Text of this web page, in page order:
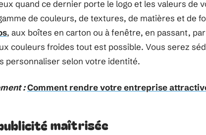
quand ce dernier porte le logo et les valeurs de
de couleurs, de textures, de matières et de
, aux boîtes en carton ou à fenêtre, en passant,
couleurs froides tout est possible. Vous serez
personnaliser selon votre identité.
:Comment rendre votre entreprise
maîtrisée